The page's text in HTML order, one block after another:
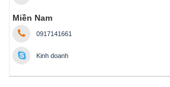
Miền Nam
0917141661
Kinh doanh